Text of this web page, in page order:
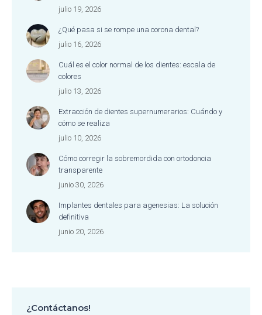
julio 19, 2026
¿Qué pasa si se rompe una corona dental?
julio 16, 2026
Cuál es el color normal de los dientes: escala de
colores
julio 13, 2026
Extracción de dientes supernumerarios: Cuándo y
cómo se realiza
julio 10, 2026
Cómo corregir la sobremordida con ortodoncia
transparente
junio 30, 2026
Implantes dentales para agenesias: La solución
definitiva
junio 20, 2026
¿Contáctanos!